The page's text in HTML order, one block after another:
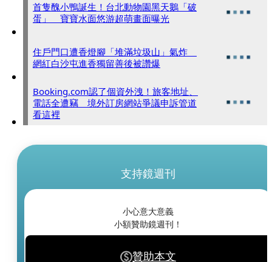
首隻醜小鴨誕生！台北動物園黑天鵝「破
蛋」 寶寶水面悠游超萌畫面曝光
住戶門口遭香燈腳「堆滿垃圾山」氣炸
網紅白沙屯進香獨留善後被讚爆
Booking.com認了個資外洩！旅客地址、
電話全遭竊 境外訂房網站爭議申訴管道
看這裡
支持鏡週刊
小心意大意義
小額贊助鏡週刊！
贊助本文